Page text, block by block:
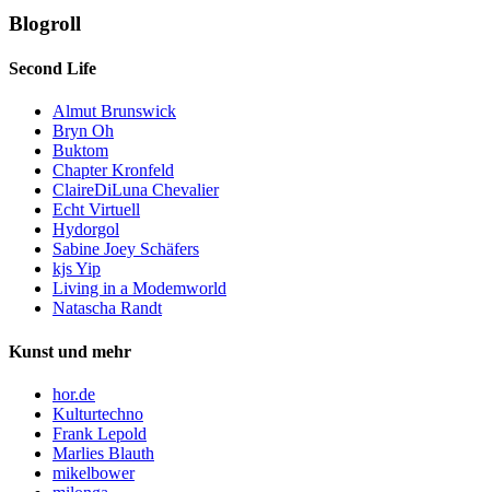
Blogroll
Second Life
Almut Brunswick
Bryn Oh
Buktom
Chapter Kronfeld
ClaireDiLuna Chevalier
Echt Virtuell
Hydorgol
Sabine Joey Schäfers
kjs Yip
Living in a Modemworld
Natascha Randt
Kunst und mehr
hor.de
Kulturtechno
Frank Lepold
Marlies Blauth
mikelbower